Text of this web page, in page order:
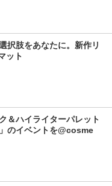
択肢をあなたに。新作リ
ット
＆ハイライターパレット
のイベントを@cosme